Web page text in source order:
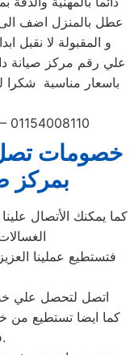
عطل بالمنزل اضف الى
و المقبولة لا نقبل
علي رقم مركز صيانة
باسعار مناسبة شكرا
01154008110
بمركز
كما يمكنك الأتصال
فتستطيع عملينا
اتصل لتحصل علي خصومات تصل
كما ايضا تستطيع من
فريزر دايو سنورس.